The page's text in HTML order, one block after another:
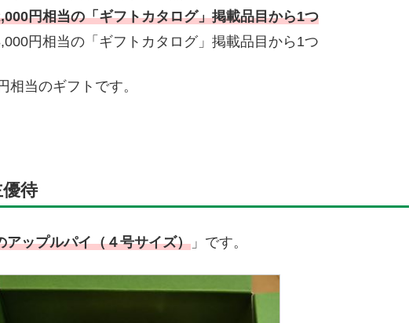
円相当の「ギフトカタログ」掲載品目から1つ
円相当の「ギフトカタログ」掲載品目から1つ
相当のギフトです。
待
アップルパイ（４号サイズ） 」です。